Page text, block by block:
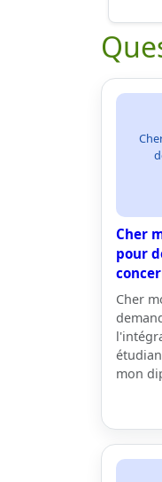
Cher
pour
Cher
mon